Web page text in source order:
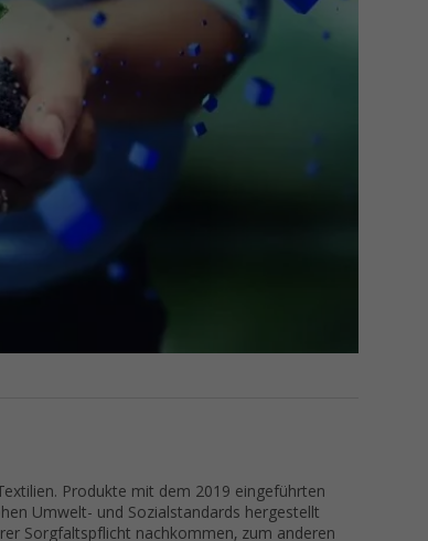
Produkte mit dem 2019 eingeführten
Umwelt- und Sozialstandards hergestellt
Sorgfaltspflicht nachkommen, zum anderen